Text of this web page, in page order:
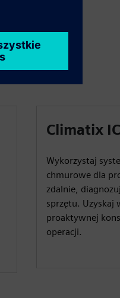
Climatix IC
Wykorzystaj
chmurowe dla
zdalnie,
sprzętu. Uzyskaj
proaktywnej
operacji.